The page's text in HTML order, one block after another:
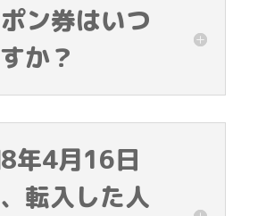
ン券はいつ
か？
年4月16日
転入した人